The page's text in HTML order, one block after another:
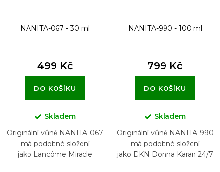
NANITA-067 - 30 ml
499 Kč
DO KOŠÍKU
Skladem
Originální vůně NANITA-067
má podobné složení
jako Lancôme Miracle
NANITA-990 - 100 ml
799 Kč
DO KOŠÍKU
Skladem
Originální vůně NANITA-990
má podobné složení
jako DKN Donna Karan 24/7